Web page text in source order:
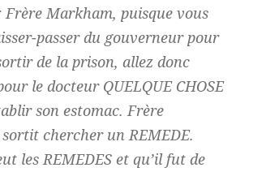
Frère Markham, puisque vous
passer du gouverneur pour
de la prison, allez donc
le docteur QUELQUE CHOSE
son estomac. Frère
chercher un REMEDE.
les REMEDES et qu’il fut de